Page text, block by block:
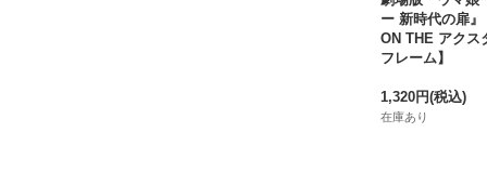
ー 新時代の扉』
ON THE アクス
フレーム】
1,320円(税込)
在庫あり